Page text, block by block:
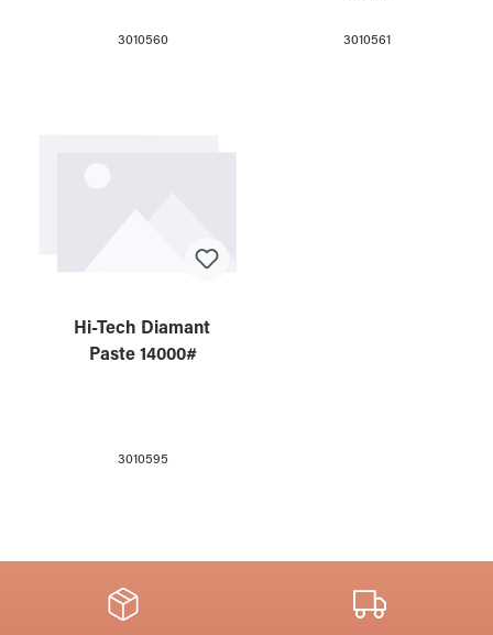
3010560 3010561
Hi-Tech Diamant
Paste 14000#
3010595